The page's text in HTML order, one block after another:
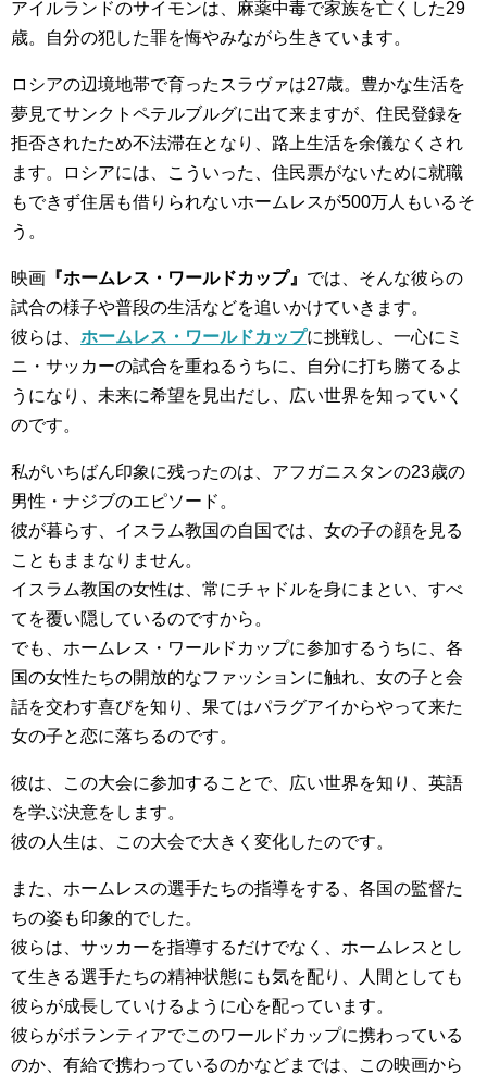
アイルランドのサイモンは、麻薬中毒で家族を亡くした29
歳。自分の犯した罪を悔やみながら生きています。
ロシアの辺境地帯で育ったスラヴァは27歳。豊かな生活を
夢見てサンクトペテルブルグに出て来ますが、住民登録を
拒否されたため不法滞在となり、路上生活を余儀なくされ
ます。ロシアには、こういった、住民票がないために就職
もできず住居も借りられないホームレスが500万人もいるそ
う。
映画 『ホームレス・ワールドカップ』 では、そんな彼らの
試合の様子や普段の生活などを追いかけていきます。
彼らは、 ホームレス・ワールドカップに挑戦し、一心にミ
ニ・サッカーの試合を重ねるうちに、自分に打ち勝てるよ
うになり、未来に希望を見出だし、広い世界を知っていく
のです。
私がいちばん印象に残ったのは、アフガニスタンの23歳の
男性・ナジブのエピソード。
彼が暮らす、イスラム教国の自国では、女の子の顔を見る
こともままなりません。
イスラム教国の女性は、常にチャドルを身にまとい、すべ
てを覆い隠しているのですから。
でも、ホームレス・ワールドカップに参加するうちに、各
国の女性たちの開放的なファッションに触れ、女の子と会
話を交わす喜びを知り、果てはパラグアイからやって来た
女の子と恋に落ちるのです。
彼は、この大会に参加することで、広い世界を知り、英語
を学ぶ決意をします。
彼の人生は、この大会で大きく変化したのです。
また、ホームレスの選手たちの指導をする、各国の監督た
ちの姿も印象的でした。
彼らは、サッカーを指導するだけでなく、ホームレスとし
て生きる選手たちの精神状態にも気を配り、人間としても
彼らが成長していけるように心を配っています。
彼らがボランティアでこのワールドカップに携わっている
のか、有給で携わっているのかなどまでは、この映画から